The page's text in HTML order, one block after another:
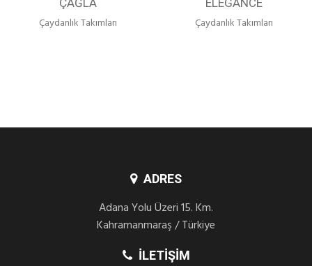
Çaydanlık Takımları Çaydanlık Takımları
ADRES
Adana Yolu Üzeri 15. Km.
Kahramanmaraş / Türkiye
İLETIŞIM